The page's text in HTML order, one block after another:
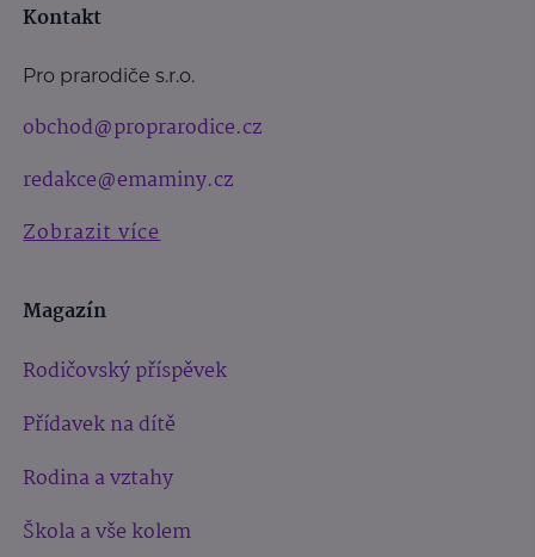
Kontakt
Pro prarodiče s.r.o.
obchod@proprarodice.cz
redakce@emaminy.cz
Zobrazit více
Magazín
Rodičovský příspěvek
Přídavek na dítě
Rodina a vztahy
Škola a vše kolem